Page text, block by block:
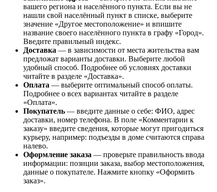
вашего региона и населённого пункта. Если вы не
нашли свой населённый пункт в списке, выберите
значение «Другое местоположение» и впишите
название своего населённого пункта в графу «Город».
Введите правильный индекс.
Доставка — в зависимости от места жительства вам
предложат варианты доставки. Выберите любой
удобный способ. Подробнее об условиях доставки
читайте в разделе «Доставка».
Оплата — выберите оптимальный способ оплаты.
Подробнее о всех вариантах читайте в разделе
«Оплата».
Покупатель — введите данные о себе: ФИО, адрес
доставки, номер телефона. В поле «Комментарии к
заказу» введите сведения, которые могут пригодиться
курьеру, например: подъезды в доме считаются справа
налево.
Оформление заказа — проверьте правильность ввода
информации: позиции заказа, выбор местоположения,
данные о покупателе. Нажмите кнопку «Оформить
заказ».